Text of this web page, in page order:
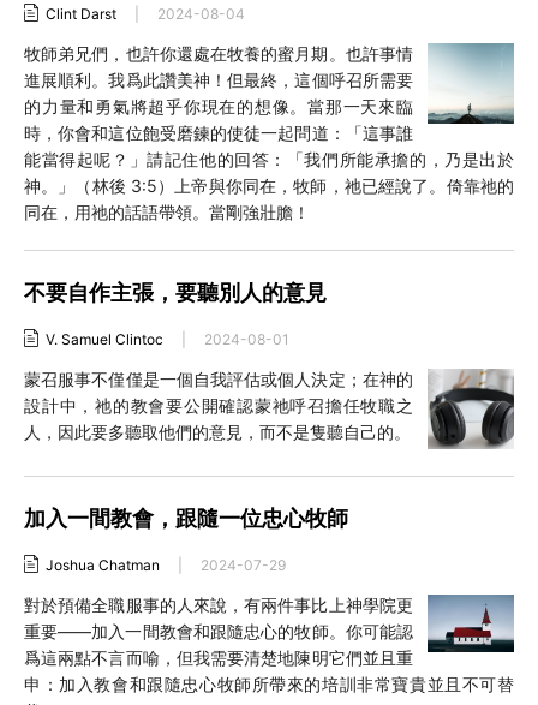
Clint Darst 2024-08-04
牧師弟兄們，也許你還處在牧養的蜜月期。也許事情
進展順利。我爲此讚美神！但最終，這個呼召所需要
的力量和勇氣將超乎你現在的想像。當那一天來臨
時，你會和這位飽受磨鍊的使徒一起問道：「這事誰
能當得起呢？」請記住他的回答：「我們所能承擔的，乃是出於
神。」（林後 3:5）上帝與你同在，牧師，祂已經說了。倚靠祂的
同在，用祂的話語帶領。當剛強壯膽！
不要自作主張，要聽別人的意見
V. Samuel Clintoc 2024-08-01
蒙召服事不僅僅是一個自我評估或個人決定；在神的
設計中，祂的教會要公開確認蒙祂呼召擔任牧職之
人，因此要多聽取他們的意見，而不是隻聽自己的。
加入一間教會，跟隨一位忠心牧師
Joshua Chatman 2024-07-29
對於預備全職服事的人來說，有兩件事比上神學院更
重要——加入一間教會和跟隨忠心的牧師。你可能認
爲這兩點不言而喻，但我需要清楚地陳明它們並且重
申：加入教會和跟隨忠心牧師所帶來的培訓非常寶貴並且不可替